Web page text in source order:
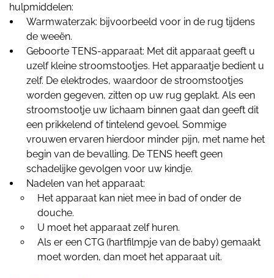
hulpmiddelen:
Warmwaterzak: bijvoorbeeld voor in de rug tijdens
de weeën.
Geboorte TENS-apparaat: Met dit apparaat geeft u
uzelf kleine stroomstootjes. Het apparaatje bedient u
zelf. De elektrodes, waardoor de stroomstootjes
worden gegeven, zitten op uw rug geplakt. Als een
stroomstootje uw lichaam binnen gaat dan geeft dit
een prikkelend of tintelend gevoel. Sommige
vrouwen ervaren hierdoor minder pijn, met name het
begin van de bevalling. De TENS heeft geen
schadelijke gevolgen voor uw kindje.
Nadelen van het apparaat:
Het apparaat kan niet mee in bad of onder de
douche.
U moet het apparaat zelf huren.
Als er een CTG (hartfilmpje van de baby) gemaakt
moet worden, dan moet het apparaat uit.